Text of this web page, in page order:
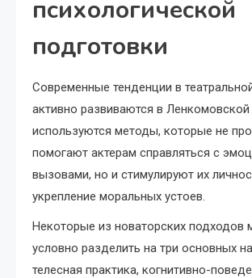
психологической
подготовки
Современные тенденции в
активно развиваются в
используются методы, которые не
помогают актерам справляться с
вызовами, но и стимулируют их
укрепление моральных устоев.
Некоторые из новаторских подходов
условно разделить на три основных
телесная практика, когнитивно-